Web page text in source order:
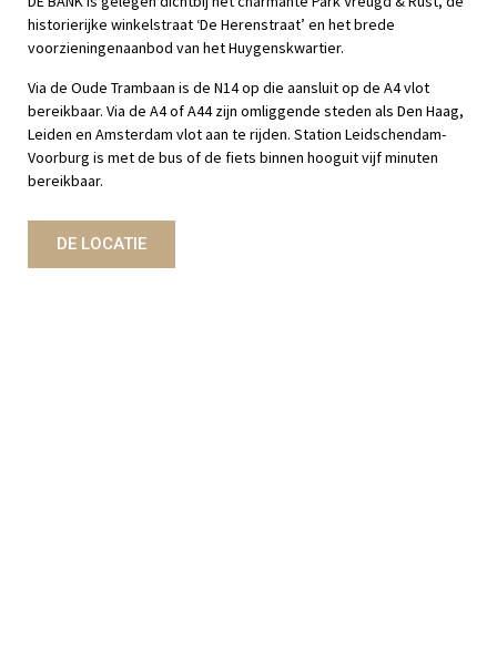
historierijke winkelstraat ‘De Herenstraat’ en het brede
voorzieningenaanbod van het Huygenskwartier.
Via de Oude Trambaan is de N14 op die aansluit op de A4 vlot
bereikbaar. Via de A4 of A44 zijn omliggende steden als Den Haag,
Leiden en Amsterdam vlot aan te rijden. Station Leidschendam-
Voorburg is met de bus of de fiets binnen hooguit vijf minuten
bereikbaar.
DE LOCATIE